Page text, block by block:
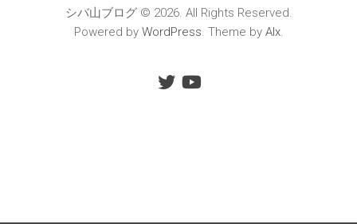
シバ山ブログ © 2026. All Rights Reserved.
Powered by WordPress. Theme by Alx.